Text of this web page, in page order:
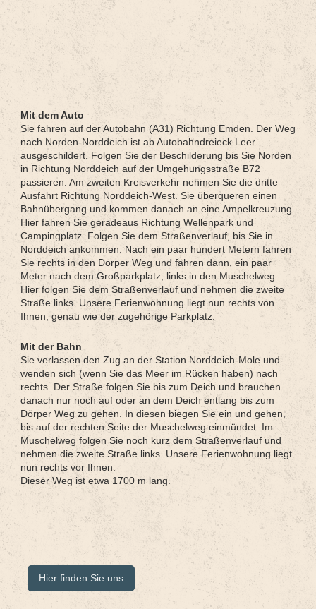
Mit dem Auto
Sie fahren auf der Autobahn (A31) Richtung Emden. Der Weg
nach Norden-Norddeich ist ab Autobahndreieck Leer
ausgeschildert. Folgen Sie der Beschilderung bis Sie Norden
in Richtung Norddeich auf der Umgehungsstraße B72
passieren. Am zweiten Kreisverkehr nehmen Sie die dritte
Ausfahrt Richtung Norddeich-West. Sie überqueren einen
Bahnübergang und kommen danach an eine Ampelkreuzung.
Hier fahren Sie geradeaus Richtung Wellenpark und
Campingplatz. Folgen Sie dem Straßenverlauf, bis Sie in
Norddeich ankommen. Nach ein paar hundert Metern fahren
Sie rechts in den Dörper Weg und fahren dann, ein paar
Meter nach dem Großparkplatz, links in den Muschelweg.
Hier folgen Sie dem Straßenverlauf und nehmen die zweite
Straße links. Unsere Ferienwohnung liegt nun rechts von
Ihnen, genau wie der zugehörige Parkplatz.
Mit der Bahn
Sie verlassen den Zug an der Station Norddeich-Mole und
wenden sich (wenn Sie das Meer im Rücken haben) nach
rechts. Der Straße folgen Sie bis zum Deich und brauchen
danach nur noch auf oder an dem Deich entlang bis zum
Dörper Weg zu gehen. In diesen biegen Sie ein und gehen,
bis auf der rechten Seite der Muschelweg einmündet. Im
Muschelweg folgen Sie noch kurz dem Straßenverlauf und
nehmen die zweite Straße links. Unsere Ferienwohnung liegt
nun rechts vor Ihnen.
Dieser Weg ist etwa 1700 m lang.
Hier finden Sie uns